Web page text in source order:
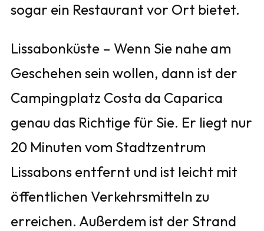
sogar ein Restaurant vor Ort bietet.
Lissabonküste – Wenn Sie nahe am
Geschehen sein wollen, dann ist der
Campingplatz Costa da Caparica
genau das Richtige für Sie. Er liegt nur
20 Minuten vom Stadtzentrum
Lissabons entfernt und ist leicht mit
öffentlichen Verkehrsmitteln zu
erreichen. Außerdem ist der Strand